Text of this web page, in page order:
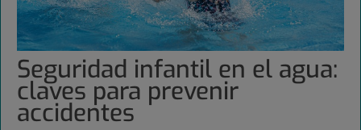
Seguridad infantil en el agua:
claves para prevenir
accidentes